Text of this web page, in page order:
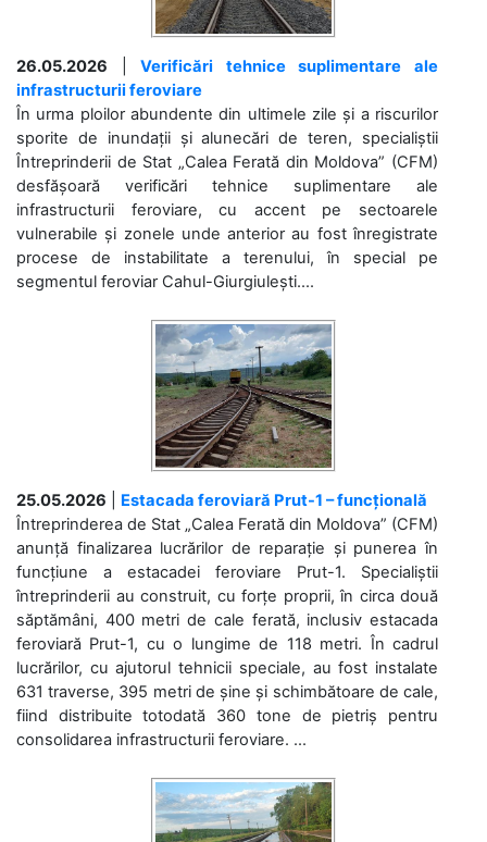
26.05.2026 |Verificări tehnice suplimentare ale
infrastructurii feroviare
În urma ploilor abundente din ultimele zile și a riscurilor
sporite de inundații și alunecări de teren, specialiștii
Întreprinderii de Stat „Calea Ferată din Moldova” (CFM)
desfășoară verificări tehnice suplimentare ale
infrastructurii feroviare, cu accent pe sectoarele
vulnerabile și zonele unde anterior au fost înregistrate
procese de instabilitate a terenului, în special pe
segmentul feroviar Cahul-Giurgiulești....
25.05.2026
Estacada feroviară Prut-1 – funcțională
Întreprinderea de Stat „Calea Ferată din Moldova” (CFM)
anunță finalizarea lucrărilor de reparație și punerea în
funcțiune a estacadei feroviare Prut-1. Specialiștii
întreprinderii au construit, cu forțe proprii, în circa două
săptămâni, 400 metri de cale ferată, inclusiv estacada
feroviară Prut-1, cu o lungime de 118 metri. În cadrul
lucrărilor, cu ajutorul tehnicii speciale, au fost instalate
631 traverse, 395 metri de șine și schimbătoare de cale,
fiind distribuite totodată 360 tone de pietriș pentru
consolidarea infrastructurii feroviare. ...